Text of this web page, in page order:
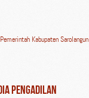
Pemerintah Kabupaten Sarolangun
Pengadilan